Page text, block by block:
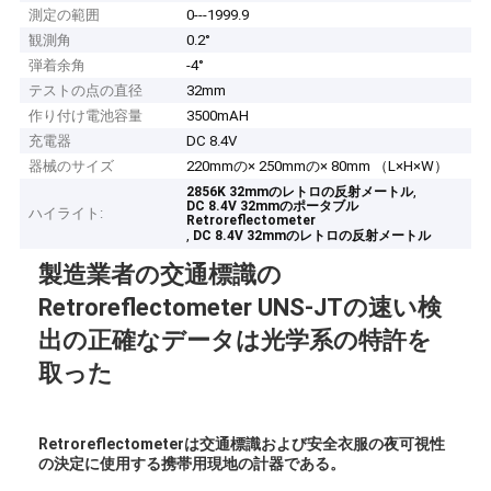
測定の範囲
0---1999.9
観測角
0.2°
弾着余角
-4°
テストの点の直径
32mm
作り付け電池容量
3500mAH
充電器
DC 8.4V
器械のサイズ
220mmの× 250mmの× 80mm （L×H×W）
ハイライト:
2856K 32mmのレトロの反射メートル,
DC 8.4V 32mmのポータブル
Retroreflectometer
, DC 8.4V 32mmのレトロの反射メートル
製造業者の交通標識の
Retroreflectometer UNS-JTの速い検
出の正確なデータは光学系の特許を
取った
Retroreflectometerは交通標識および安全衣服の夜可視性
の決定に使用する携帯用現地の計器である。